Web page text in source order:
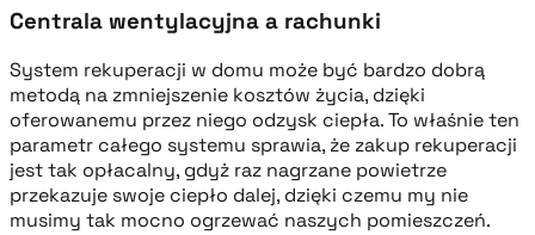
Centrala wentylacyjna a rachunki
System rekuperacji w domu może być bardzo dobrą
metodą na zmniejszenie kosztów życia, dzięki
oferowanemu przez niego odzysk ciepła. To właśnie ten
parametr całego systemu sprawia, że zakup rekuperacji
jest tak opłacalny, gdyż raz nagrzane powietrze
przekazuje swoje ciepło dalej, dzięki czemu my nie
musimy tak mocno ogrzewać naszych pomieszczeń.